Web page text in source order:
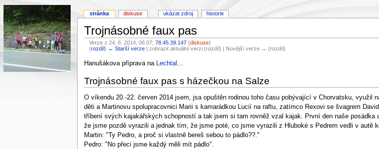
Trojnásobné faux pas
Verze z 24. 6. 2014, 06:07;78.45.39.147 (diskuse)
(rozdíl) ← Starší verze | zobrazit aktuální verzi (rozdíl) | Novější verze → (rozdíl)
Hanušákova příprava na Lechtal
Trojnásobné faux pas s házečkou na Salze
O víkendu 20.-22. červen 2014 jsem, jsa opuštěn rodinou toho času pobývající v Chorvatsku,
děti a Martinovu spolupracovnici Marii s kamarádkou Lucií na raftu, zatímco Rexovi se švagrem
tříbení svých kajakářských schopností a tak jsem si tam rovněž vzal kajak. První den naše
že jsme pozdě vyrazili a jednak tím, že jsme poté, co jsme vyrazili z Hluboké s Pedrem vedli v autě
Martin: "Ty Pedro, a proč si vlastně bereš sebou to pádlo??."
Pedro: "No přeci jsme každý měli mít pádlo".
stránka diskuse ukázat zdroj historie